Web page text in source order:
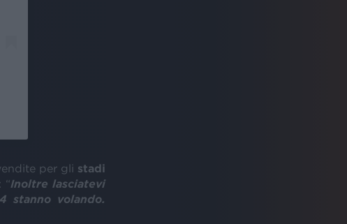
per gli stadi
“Inoltre lasciatevi
stanno volando.